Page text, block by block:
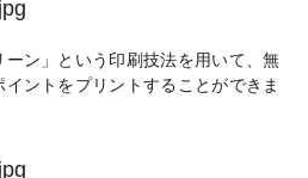
ーン」という印刷技法を用いて、無
ントをプリントすることができま